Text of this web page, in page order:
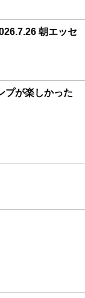
朝エッセ
プが楽しかった